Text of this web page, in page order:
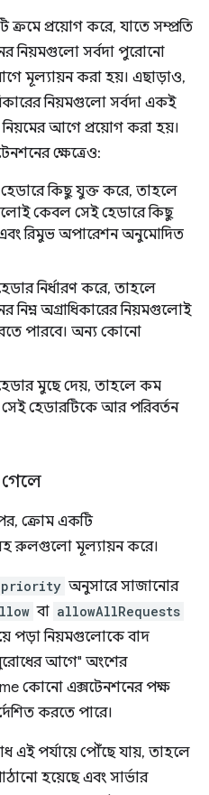
প্রয়োগ করে, যাতে সম্প্রতি
নিয়মগুলো সর্বদা পুরোনো
মূল্যায়ন করা হয়। এছাড়াও,
নিয়মগুলো সর্বদা একই
নিয়মের আগে প্রয়োগ করা হয়।
ক্ষেত্রেও:
কিছু যুক্ত করে, তাহলে
কেবল সেই হেডারে কিছু
রিমুভ অপারেশন অনুমোদিত
নির্ধারণ করে, তাহলে
নিম্ন অগ্রাধিকারের নিয়মগুলোই
পারবে। অন্য কোনো
মুছে দেয়, তাহলে কম
হেডারটিকে আর পরিবর্তন
গেলে
ক্রোম একটি
রুলগুলো মূল্যায়ন করে।
priority অনুসারে সাজানোর
বা allowAllRequests
পড়া নিয়মগুলোকে বাদ
আগে" অংশের
কোনো এক্সটেনশনের পক্ষ
করতে পারে।
এই পর্যায়ে পৌঁছে যায়, তাহলে
হয়েছে এবং সার্ভার